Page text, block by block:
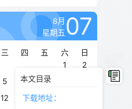
本文目录
下载地址：
8月
星期五 07
三 四 五 六
日
1
2
5 6 7
12 13 14